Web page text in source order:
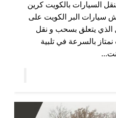
السيارات بالكويت كرين
البر الكويت على
الذي يتعلق بسحب و نقل
بالسرعة في تلبية